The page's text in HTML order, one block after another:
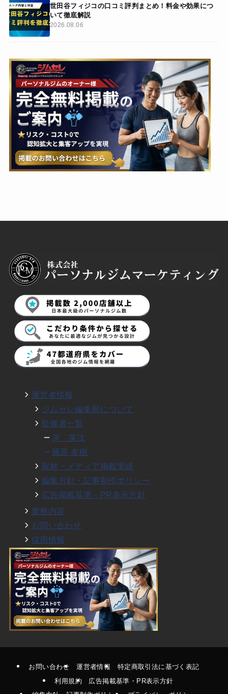
世田谷フィジコの口コミ評判まとめ！料金や効果につ
いて徹底解説
2026.08.06
運営者情報
ジムセレ編集部について
監修者一覧
岸 英汰
篠原 友樹
取材・メディア掲載実績
編集方針・記事制作ポリシー
広告掲載基準・PR表示方針
業務内容
お問い合わせ
採用情報
お問い合わせ 運営者情報
特定商取引法に基づく表記
利用規約
広告掲載基準・PR表示方針